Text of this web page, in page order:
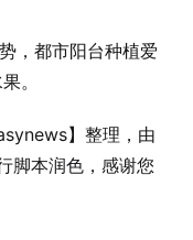
，都市阳台种植爱
。
】整理，由
脚本润色，感谢您